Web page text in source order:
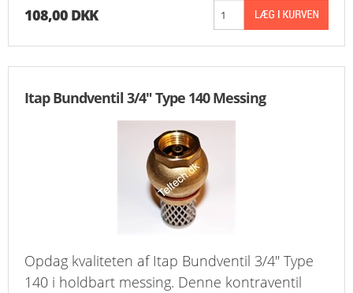
BESTIL
NYHEDER
KUNDECENTER
108,00 DKK
Itap Bundventil 3/4" Type 140 Messing
Opdag kvaliteten af Itap Bundventil 3/4" Type
140 i holdbart messing. Denne kontraventil